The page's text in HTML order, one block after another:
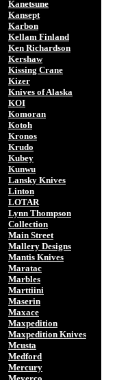
Kanetsune
Kansept
Karbon
Kellam Finland
Ken Richardson
Kershaw
Kissing Crane
Kizer
Knives of Alaska
KOI
Komoran
Kotoh
Kronos
Krudo
Kubey
Kunwu
Lansky Knives
Linton
LOTAR
Lynn Thompson
Collection
Main Street
Mallery Designs
Mantis Knives
Maratac
Marbles
Marttiini
Maserin
Maxace
Maxpedition
Maxpedition Knives
Mcusta
Medford
Mercury